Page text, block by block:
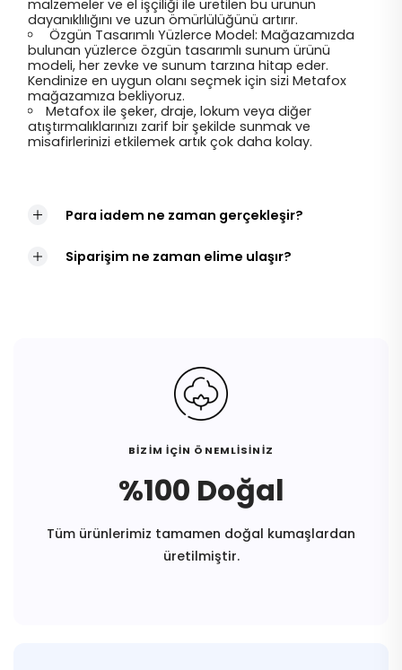
malzemeler ve el işçiliği ile üretilen bu ürünün
dayanıklılığını ve uzun ömürlülüğünü artırır.
Özgün Tasarımlı Yüzlerce Model: Mağazamızda
bulunan yüzlerce özgün tasarımlı sunum ürünü
modeli, her zevke ve sunum tarzına hitap eder.
Kendinize en uygun olanı seçmek için sizi Metafox
mağazamıza bekliyoruz.
Metafox ile şeker, draje, lokum veya diğer
atıştırmalıklarınızı zarif bir şekilde sunmak ve
misafirlerinizi etkilemek artık çok daha kolay.
Para iadem ne zaman gerçekleşir?
Siparişim ne zaman elime ulaşır?
BİZİM İÇİN ÖNEMLİSİNİZ
%100 Doğal
Tüm ürünlerimiz tamamen doğal kumaşlardan
üretilmiştir.